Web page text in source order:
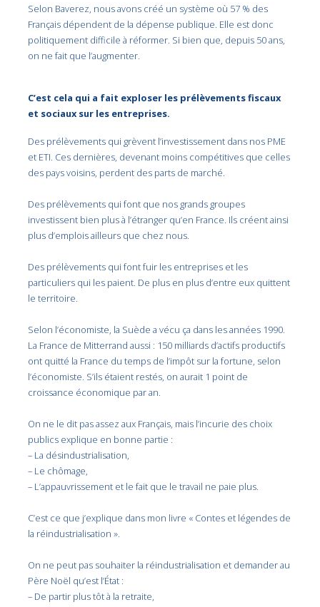
Selon Baverez, nous avons créé un système où 57 % des
Français dépendent de la dépense publique. Elle est donc
politiquement difficile à réformer. Si bien que, depuis 50 ans,
on ne fait que l’augmenter.
C’est cela qui a fait exploser les prélèvements fiscaux
et sociaux sur les entreprises.
Des prélèvements qui grèvent l’investissement dans nos PME
et ETI. Ces dernières, devenant moins compétitives que celles
des pays voisins, perdent des parts de marché.
Des prélèvements qui font que nos grands groupes
investissent bien plus à l’étranger qu’en France. Ils créent ainsi
plus d’emplois ailleurs que chez nous.
Des prélèvements qui font fuir les entreprises et les
particuliers qui les paient. De plus en plus d’entre eux quittent
le territoire.
Selon l’économiste, la Suède a vécu ça dans les années 1990.
La France de Mitterrand aussi : 150 milliards d’actifs productifs
ont quitté la France du temps de l’impôt sur la fortune, selon
l’économiste. S’ils étaient restés, on aurait 1 point de
croissance économique par an.
On ne le dit pas assez aux Français, mais l’incurie des choix
publics explique en bonne partie :
– La désindustrialisation,
– Le chômage,
– L’appauvrissement et le fait que le travail ne paie plus.
C’est ce que j’explique dans mon livre « Contes et légendes de
la réindustrialisation ».
On ne peut pas souhaiter la réindustrialisation et demander au
Père Noël qu’est l’État :
– De partir plus tôt à la retraite,